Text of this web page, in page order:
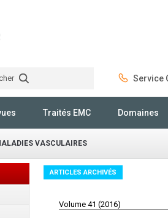
Service
Traités EMC Domaines
VASCULAIRES
ARTICLES ARCHIVÉS
Volume 41 (2016)